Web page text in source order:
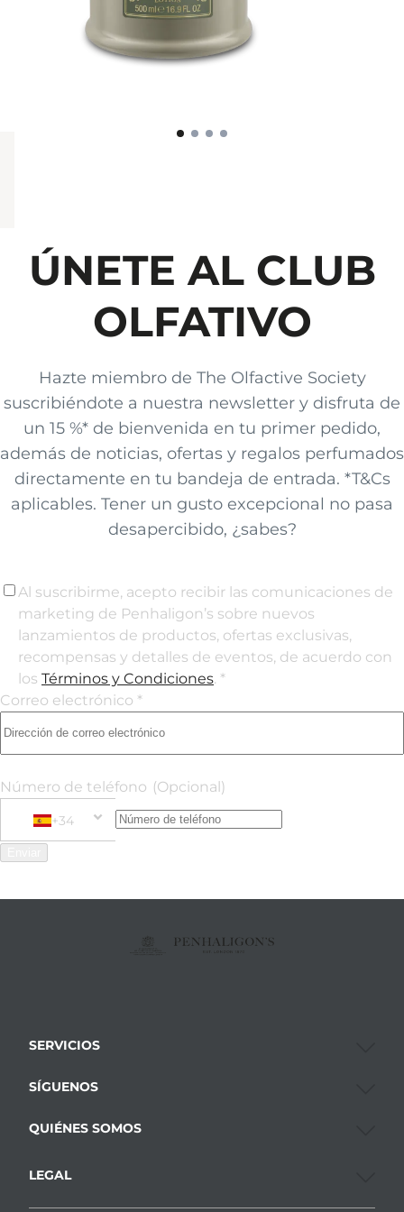
ÚNETE AL CLUB
OLFATIVO
Hazte miembro de The Olfactive Society
suscribiéndote a nuestra newsletter y disfruta de
un 15 %* de bienvenida en tu primer pedido,
además de noticias, ofertas y regalos perfumados
directamente en tu bandeja de entrada. *T&Cs
aplicables. Tener un gusto excepcional no pasa
desapercibido, ¿sabes?
Al suscribirme, acepto recibir las comunicaciones de
marketing de Penhaligon’s sobre nuevos
lanzamientos de productos, ofertas exclusivas,
recompensas y detalles de eventos, de acuerdo con
los Términos y Condiciones. *
Correo electrónico *
Número de teléfono (Opcional)
+34
+34 Spain (España)
Phone Number
SERVICIOS
SÍGUENOS
QUIÉNES SOMOS
LEGAL